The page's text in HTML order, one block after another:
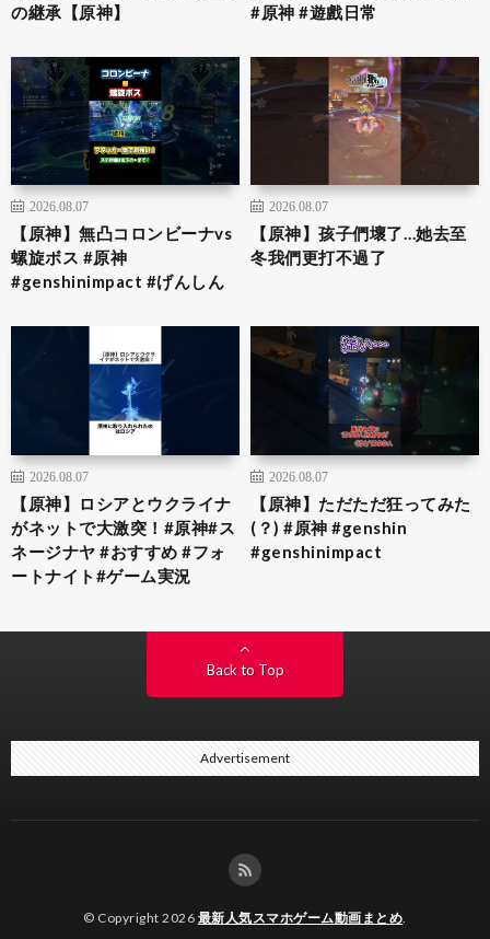
の継承【原神】
#原神 #遊戲日常
2026.08.07
【原神】無凸コロンビーナvs
螺旋ボス #原神
#genshinimpact #げんしん
2026.08.07
【原神】孩子們壞了…她去至
冬我們更打不過了
2026.08.07
【原神】ロシアとウクライナ
がネットで大激突！#原神#ス
ネージナヤ #おすすめ #フォ
ートナイト#ゲーム実況
2026.08.07
【原神】ただただ狂ってみた
(？) #原神 #genshin
#genshinimpact
Back to Top
Advertisement
© Copyright 2026 最新人気スマホゲーム動画まとめ